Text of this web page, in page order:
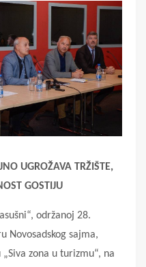
UGROŽAVA TRŽIŠTE,
GOSTIJU
održanoj 28.
Novosadskog sajma,
zona u turizmu“, na